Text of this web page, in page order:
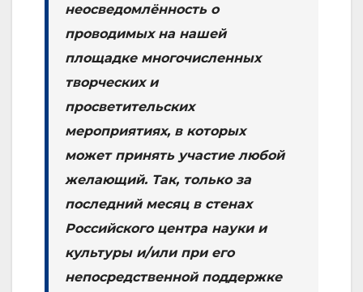
неосведомлённость о
проводимых на нашей
площадке многочисленных
творческих и
просветительских
мероприятиях, в которых
может принять участие любой
желающий. Так, только за
последний месяц в стенах
Российского центра науки и
культуры и/или при его
непосредственной поддержке